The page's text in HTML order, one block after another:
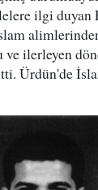
ilgi duyan
ilerleyen
Ürdün'de